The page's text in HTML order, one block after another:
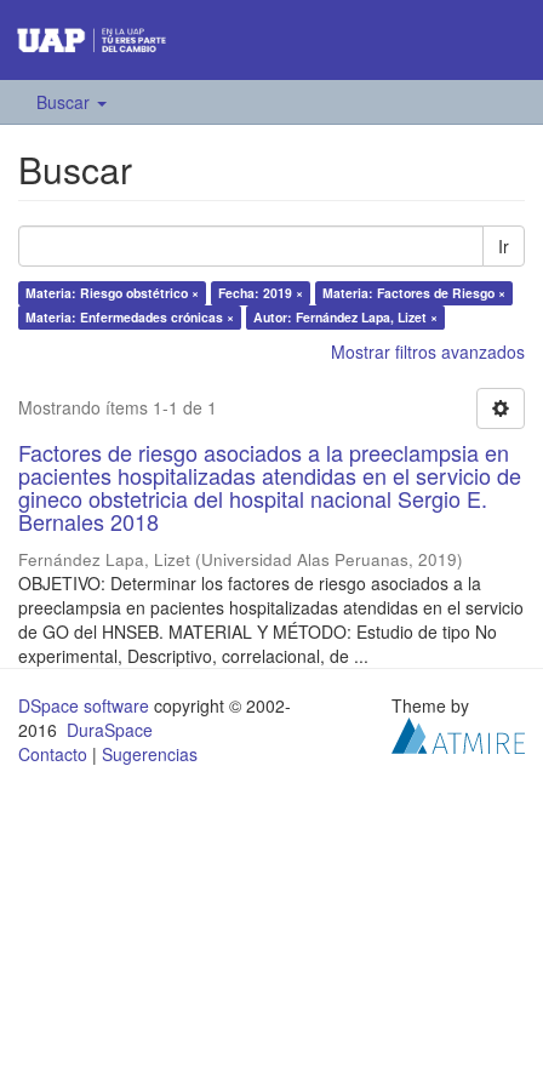
Buscar
Buscar
Ir
Materia: Riesgo obstétrico × Fecha: 2019 ×
Materia: Factores de Riesgo ×
Materia: Enfermedades crónicas ×
Autor: Fernández Lapa, Lizet ×
Mostrar filtros avanzados
Mostrando ítems 1-1 de 1
Factores de riesgo asociados a la preeclampsia en
pacientes hospitalizadas atendidas en el servicio de
gineco obstetricia del hospital nacional Sergio E.
Bernales 2018
Fernández Lapa, Lizet (Universidad Alas Peruanas, 2019)
OBJETIVO: Determinar los factores de riesgo asociados a la
preeclampsia en pacientes hospitalizadas atendidas en el servicio
de GO del HNSEB. MATERIAL Y MÉTODO: Estudio de tipo No
experimental, Descriptivo, correlacional, de ...
DSpace software copyright © 2002-
2016 DuraSpace
Contacto | Sugerencias
Theme by